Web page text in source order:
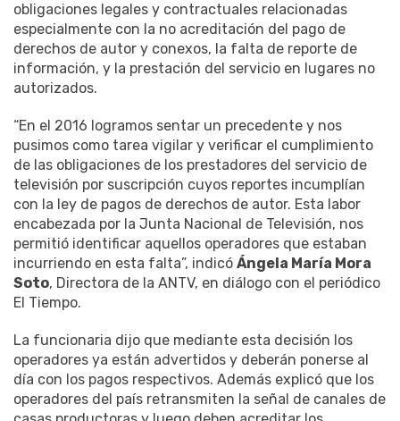
obligaciones legales y contractuales relacionadas
especialmente con la no acreditación del pago de
derechos de autor y conexos, la falta de reporte de
información, y la prestación del servicio en lugares no
autorizados.
“En el 2016 logramos sentar un precedente y nos
pusimos como tarea vigilar y verificar el cumplimiento
de las obligaciones de los prestadores del servicio de
televisión por suscripción cuyos reportes incumplían
con la ley de pagos de derechos de autor. Esta labor
encabezada por la Junta Nacional de Televisión, nos
permitió identificar aquellos operadores que estaban
incurriendo en esta falta”, indicó Ángela María Mora
Soto, Directora de la ANTV, en diálogo con el periódico
El Tiempo.
La funcionaria dijo que mediante esta decisión los
operadores ya están advertidos y deberán ponerse al
día con los pagos respectivos. Además explicó que los
operadores del país retransmiten la señal de canales de